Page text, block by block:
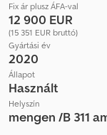
Fix ár plusz ÁFA-val
12 900 EUR
(15 351 EUR bruttó)
Gyártási év
2020
Állapot
Használt
Helyszín
mengen /B 311